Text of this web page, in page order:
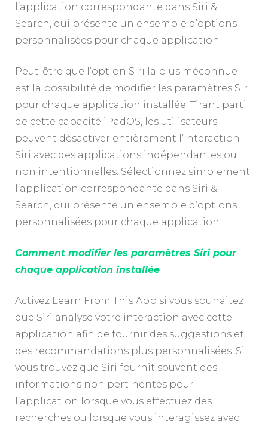
l’application correspondante dans Siri &
Search, qui présente un ensemble d’options
personnalisées pour chaque application
Peut-être que l’option Siri la plus méconnue
est la possibilité de modifier les paramètres Siri
pour chaque application installée. Tirant parti
de cette capacité iPadOS, les utilisateurs
peuvent désactiver entièrement l’interaction
Siri avec des applications indépendantes ou
non intentionnelles. Sélectionnez simplement
l’application correspondante dans Siri &
Search, qui présente un ensemble d’options
personnalisées pour chaque application
Comment modifier les paramètres Siri pour
chaque application installée
Activez Learn From This App si vous souhaitez
que Siri analyse votre interaction avec cette
application afin de fournir des suggestions et
des recommandations plus personnalisées. Si
vous trouvez que Siri fournit souvent des
informations non pertinentes pour
l’application lorsque vous effectuez des
recherches ou lorsque vous interagissez avec